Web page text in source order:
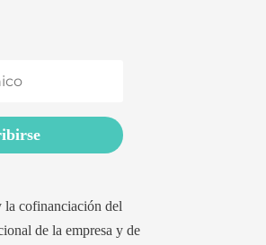
la cofinanciación del
de la empresa y de